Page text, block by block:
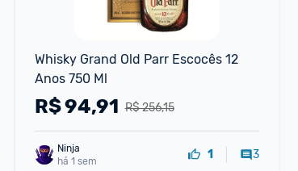
Whisky Grand Old Parr Escocês 12
Anos 750 Ml
R$ 256,15
R$94,91
há 1 sem
1 3